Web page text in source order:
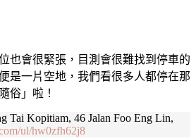
也會很緊張，目測會很難找到停車的
是一片空地，我們看很多人都停在那
俗」啦！
Tai Kopitiam, 46 Jalan Foo Eng Lin,
ul/hw0zfh62j8